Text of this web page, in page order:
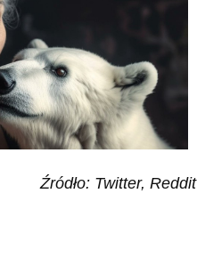
Źródło: Twitter, Reddit